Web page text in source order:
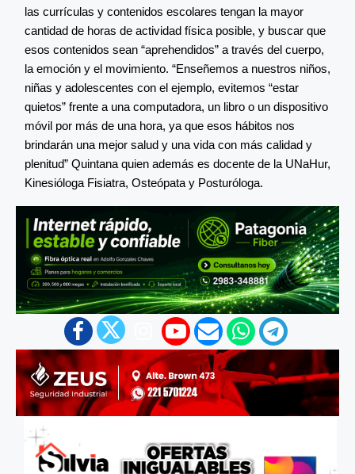
las currículas y contenidos escolares tengan la mayor
cantidad de horas de actividad física posible, y buscar que
esos contenidos sean “aprehendidos” a través del cuerpo,
la emoción y el movimiento. “Enseñemos a nuestros niños,
niñas y adolescentes con el ejemplo, evitemos “estar
quietos” frente a una computadora, un libro o un dispositivo
móvil por más de una hora, ya que esos hábitos nos
brindarán una mejor salud y una vida con más calidad y
plenitud” Quintana quien además es docente de la UNaHur,
Kinesióloga Fisiatra, Osteópata y Posturóloga.